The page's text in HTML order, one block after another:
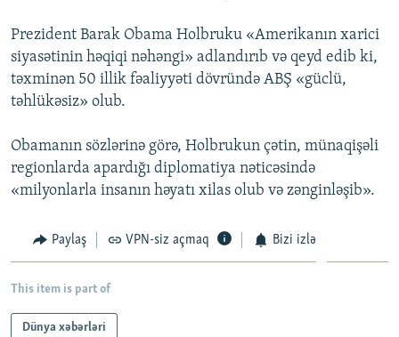
AZADLIQRADIOSU MOBIL TELEFONUNUZDA
BIZIMLƏ ƏLAQƏ
RFE/RL-in bütün saytları
Prezident Barak Obama Holbruku «Amerikanın xarici
siyasətinin həqiqi nəhəngi» adlandırıb və qeyd edib ki,
təxminən 50 illik fəaliyyəti dövründə ABŞ «güclü,
təhlükəsiz» olub.
Obamanın sözlərinə görə, Holbrukun çətin, münaqişəli
regionlarda apardığı diplomatiya nəticəsində
«milyonlarla insanın həyatı xilas olub və zənginləşib».
Paylaş VPN-siz açmaq Bizi izlə
This item is part of
Dünya xəbərləri